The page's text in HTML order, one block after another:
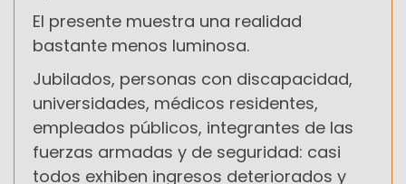
El presente muestra una realidad
bastante menos luminosa.
Jubilados, personas con discapacidad,
universidades, médicos residentes,
empleados públicos, integrantes de las
fuerzas armadas y de seguridad: casi
todos exhiben ingresos deteriorados y